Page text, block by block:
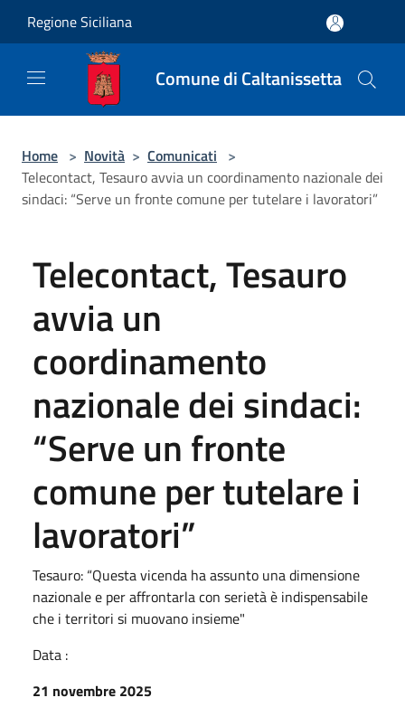
Regione Siciliana
Comune di Caltanissetta
Home > Novità > Comunicati >
Telecontact, Tesauro avvia un coordinamento nazionale dei
sindaci: “Serve un fronte comune per tutelare i lavoratori”
Telecontact, Tesauro
avvia un
coordinamento
nazionale dei sindaci:
“Serve un fronte
comune per tutelare i
lavoratori”
Tesauro: “Questa vicenda ha assunto una dimensione
nazionale e per affrontarla con serietà è indispensabile
che i territori si muovano insieme"
Data :
21 novembre 2025